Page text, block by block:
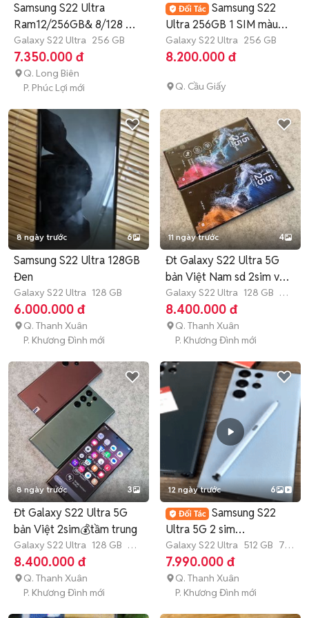
Samsung S22 Ultra
Ram12/256GB& 8/128 Zin
Đẹp
Galaxy S22 Ultra 256 GB
7.350.000 đ
Q. Long Biên
P. Phúc Lợi mới
Samsung S22
Ultra 256GB 1 SIM màu
đen zin đẹp
Galaxy S22 Ultra 256 GB
8.200.000 đ
Q. Cầu Giấy
8 ngày trước 6
Samsung S22 Ultra 128GB
Đen
Galaxy S22 Ultra 128 GB
6.000.000 đ
Q. Thanh Xuân
P. Khương Đình mới
11 ngày trước 4
Đt Galaxy S22 Ultra 5G
bản Việt Nam sd 2sim vật
lí
Galaxy S22 Ultra 128 GB 3
tháng
8.400.000 đ
Q. Thanh Xuân
P. Khương Đình mới
8 ngày trước 3
Đt Galaxy S22 Ultra 5G
bản Việt 2sim💰tầm trung
Galaxy S22 Ultra 128 GB 3
tháng
8.400.000 đ
Q. Thanh Xuân
P. Khương Đình mới
12 ngày trước 6
Samsung S22
Ultra 5G 2 sim
128GB/512GB CÓTRẢ
GÓP
Galaxy S22 Ultra 512 GB 7-
12 tháng
7.990.000 đ
Q. Thanh Xuân
P. Khương Đình mới